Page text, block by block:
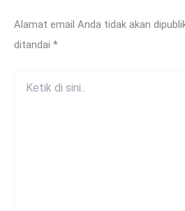
Alamat email Anda tidak akan
ditandai *